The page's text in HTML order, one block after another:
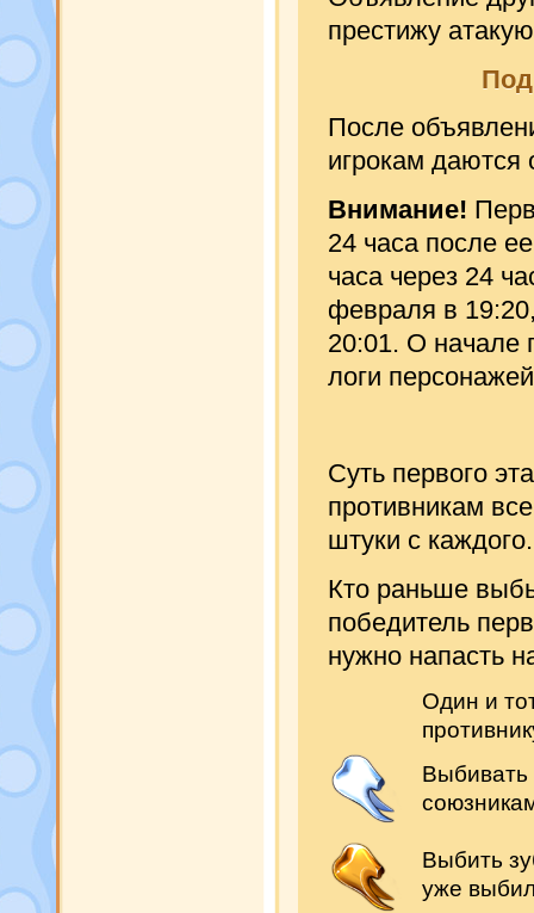
престижу
После
игрокам даются
Внимание!
24 часа после
часа через 24
февраля в
20:01. О начале
логи
Суть первого
противникам
штуки с каждого.
Кто раньше
победитель
нужно напасть
Один и
Выбивать
Выбить
уже